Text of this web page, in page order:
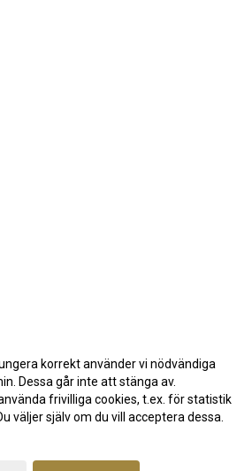
Webbversion
korrekt använder vi nödvändiga
Dessa går inte att stänga av.
frivilliga cookies, t.ex. för statistik
väljer själv om du vill acceptera dessa.